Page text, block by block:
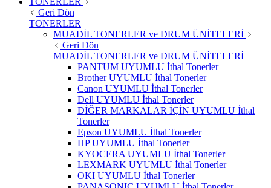
Geri Dön
TONERLER
MUADİL TONERLER ve DRUM ÜNİTELERİ
Geri Dön
MUADİL TONERLER ve DRUM ÜNİTELERİ
PANTUM UYUMLU İthal Tonerler
Brother UYUMLU İthal Tonerler
Canon UYUMLU İthal Tonerler
Dell UYUMLU İthal Tonerler
DİĞER MARKALAR İÇİN UYUMLU İthal
Tonerler
Epson UYUMLU İthal Tonerler
HP UYUMLU İthal Tonerler
KYOCERA UYUMLU İthal Tonerler
LEXMARK UYUMLU İthal Tonerler
OKI UYUMLU İthal Tonerler